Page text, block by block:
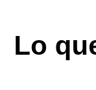
Lo